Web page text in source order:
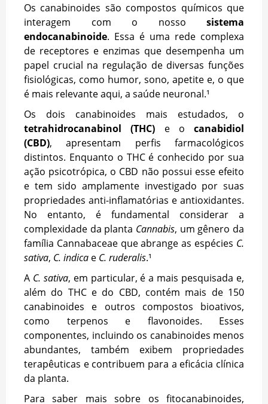
Os canabinoides são compostos químicos que
interagem com o nosso sistema
endocanabinoide. Essa é uma rede complexa
de receptores e enzimas que desempenha um
papel crucial na regulação de diversas funções
fisiológicas, como humor, sono, apetite e, o que
é mais relevante aqui, a saúde neuronal.¹
Os dois canabinoides mais estudados, o
tetrahidrocanabinol (THC) e o canabidiol
(CBD), apresentam perfis farmacológicos
distintos. Enquanto o THC é conhecido por sua
ação psicotrópica, o CBD não possui esse efeito
e tem sido amplamente investigado por suas
propriedades anti-inflamatórias e antioxidantes.
No entanto, é fundamental considerar a
complexidade da planta Cannabis, um gênero da
família Cannabaceae que abrange as espécies C.
sativa, C. indica e C. ruderalis.¹
A C. sativa, em particular, é a mais pesquisada e,
além do THC e do CBD, contém mais de 150
canabinoides e outros compostos bioativos,
como terpenos e flavonoides. Esses
componentes, incluindo os canabinoides menos
abundantes, também exibem propriedades
terapêuticas e contribuem para a eficácia clínica
da planta.
Para saber mais sobre os fitocanabinoides,